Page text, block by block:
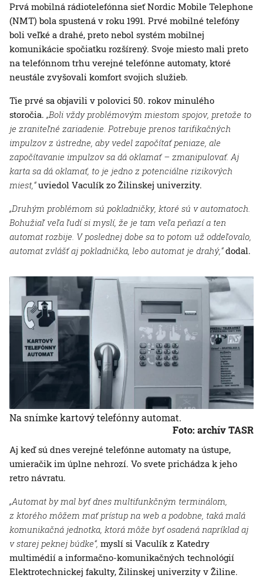
Prvá mobilná rádiotelefónna sieť Nordic Mobile Telephone
(NMT) bola spustená v roku 1991. Prvé mobilné telefóny
boli veľké a drahé, preto nebol systém mobilnej
komunikácie spočiatku rozšírený. Svoje miesto mali preto
na telefónnom trhu verejné telefónne automaty, ktoré
neustále zvyšovali komfort svojich služieb.
Tie prvé sa objavili v polovici 50. rokov minulého
storočia. „Boli vždy problémovým miestom spojov, pretože to
je zraniteľné zariadenie. Potrebuje prenos tarifikačných
impulzov z ústredne, aby vedel započítať peniaze, ale
započítavanie impulzov sa dá oklamať – zmanipulovať. Aj
karta sa dá oklamať, to je jedno z potenciálne rizikových
miest,“uviedol Vaculík zo Žilinskej univerzity.
„Druhým problémom sú pokladničky, ktoré sú v automatoch.
Bohužiaľ veľa ľudí si myslí, že je tam veľa peňazí a ten
automat rozbije. V poslednej dobe sa to potom už oddeľovalo,
automat zvlášť aj pokladnička, lebo automat je drahý,“dodal.
Na snímke kartový telefónny automat.
Foto: archív TASR
Aj keď sú dnes verejné telefónne automaty na ústupe,
umieračik im úplne nehrozí. Vo svete prichádza k jeho
retro návratu.
„Automat by mal byť dnes multifunkčným terminálom,
z ktorého môžem mať prístup na web a podobne, taká malá
komunikačná jednotka, ktorá môže byť osadená napríklad aj
v starej peknej búdke“, myslí si Vaculík z Katedry
multimédií a informačno-komunikačných technológií
Elektrotechnickej fakulty, Žilinskej univerzity v Žiline.